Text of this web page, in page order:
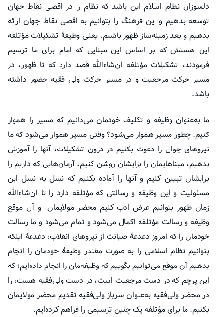
دلسوزان نظام اسلام این باشد که نظام را در اقصی نقاط جهان
توسعه بدهیم و این فرهنگ را بتوانیم به اقصی نقاط جهان ارائه
بدهیم و بعد زمینه‌ساز ظهور باشیم. یعنی وظیفهٔ تشکیلات مؤتلفه
این هستشکه بر اساس این مبنایی که امام برای ما ترسیم
فرمودند، تشکیلاتمؤتلفه ان‌شاءالله قصد دارد که تا ظهور، در
مسیر حرکت مرجعیت و در مسیر حرکت ولی فقیه حضور داشته
باشد.
ما به‌عنوان وظیفه و تکلیف خودمان می‌دانیم که مسیر را هموار
کنیم. چطور مسیر هموار می‌شود؟ وقتی مسیر هموار می‌شود که ما
نیروهای جوان را دعوت بکنیم در درون تشکیلات، آنها را آموزش
بدهیم،مبناهایمان را برایشان روشن کنیم، آرمان‌هایی که داریم را
برایشان تبیین کنیم و آنها را آماده بکنیم که نسل به نسل این
مسئولیت و این وظیفه و رسالتی کهمؤتلفه دارد را تا ان‌شاءالله
زمان ظهور بتوانیم عرض ادب کنیم محضر مولایمان، و آن موقع
وظیفه و رسالت مؤتلفه اکمال می‌شود و تمام می‌شود و ما رسالت
خودمان را که امروز دغدغهٔ صیانت از نیروهای انقلاب، دغدغهٔ اینکه
بتوانیم نظام اسلامی را به صورت مقتدر وظیفهٔ خودمان را انجام
بدهیم آن موقع می‌توانیم بگوییم که وظیفه‌مان را انجام داده‌ایم؛ که
این پرچم که در دست مرجعیت است، در دست ولی‌فقیه هست، را
در محضر ولی‌فقیه به‌عنوان سرباز ولی‌فقیه تقدیم محضر مولایمان
بکنیم. ما برایمؤتلفه یک چنین ترسیمی را فراهم کرده‌ایم.